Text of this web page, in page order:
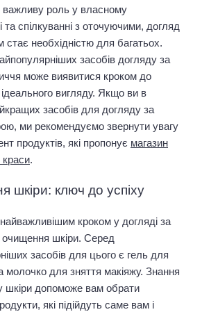
важливу роль у власному
та спілкуванні з оточуючими, догляд
стає необхідністю для багатьох.
засобів догляду за
може виявитися кроком до
вигляду. Якщо ви в
засобів для догляду за
ми рекомендуємо звернути увагу
продуктів, які пропонує магазин
краси.
шкіри: ключ до успіху
кроком у догляді за
шкіри. Серед
засобів для цього є гель для
молочко для зняття макіяжу. Знання
шкіри допоможе вам обрати
які підійдуть саме вам і